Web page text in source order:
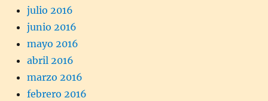
julio 2016
junio 2016
mayo 2016
abril 2016
marzo 2016
febrero 2016